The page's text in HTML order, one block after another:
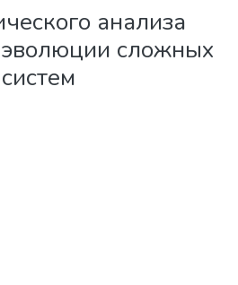
анализа
сложных